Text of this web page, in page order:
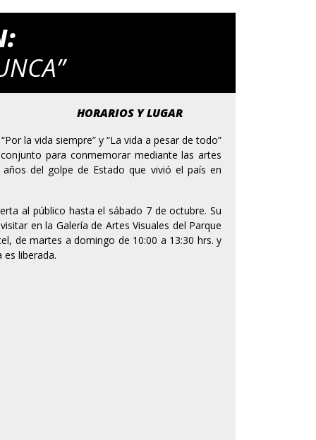
HORARIOS Y LUGAR
la vida siempre” y “La vida a pesar de todo”
para conmemorar mediante las artes
del golpe de Estado que vivió el país en
al público hasta el sábado 7 de octubre. Su
en la Galería de Artes Visuales del Parque
de martes a domingo de 10:00 a 13:30 hrs. y
es liberada.